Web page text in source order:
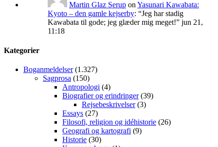
Martin Glaz Serup onYasunari Kawabata:
Kyoto – den gamle kejserby: “Jeg har stadig
Kawabata til gode; jeg glæder mig meget!” jun 21,
11:18
Kategorier
Boganmeldelser(1.327)
Sagprosa (150)
Antropologi (4)
Biografier og erindringer(39)
Rejsebeskrivelser(3)
Essays (27)
Filosofi, religion og idéhistorie (26)
Geografi og kartografi (9)
Historie (30)